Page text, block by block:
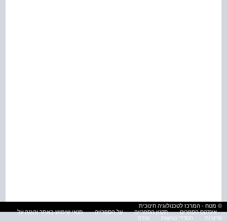
© מטח - המרכז לטכנולוגיה חינוכית
אינדקס הספרים
תקנון הספרייה על הספרייה
תנאי שימוש באתר והגנה על
פרטיות
הסדרי נגישות עזרה